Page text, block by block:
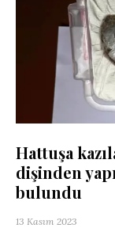
Hattuşa
dişinden
bulundu
13 Kasım 2023